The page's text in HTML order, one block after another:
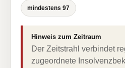
mindestens 97
Hinweis zum Zeitraum
Der Zeitstrahl verbindet
zugeordnete